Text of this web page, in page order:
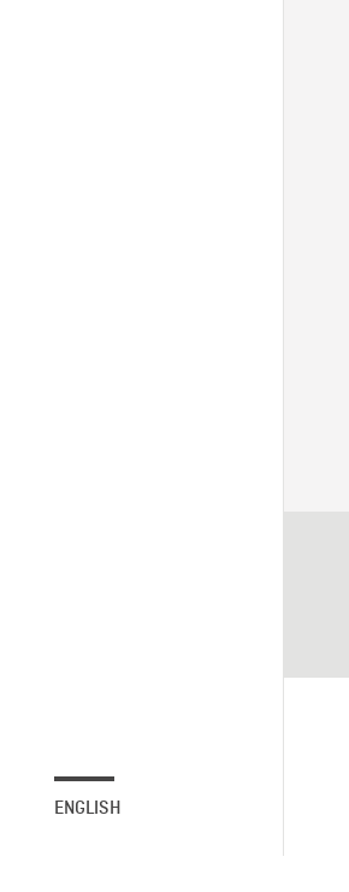
ENGLISH